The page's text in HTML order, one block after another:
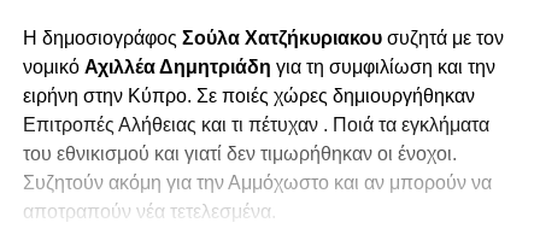
Η δημοσιογράφος Σούλα Χατζήκυριακουσυζητά με τον
νομικό Αχιλλέα Δημητριάδη για τη συμφιλίωση και την
ειρήνη στην Κύπρο. Σε ποιές χώρες δημιουργήθηκαν
Επιτροπές Αλήθειας και τι πέτυχαν . Ποιά τα εγκλήματα
του εθνικισμού και γιατί δεν τιμωρήθηκαν οι ένοχοι.
Συζητούν ακόμη για την Αμμόχωστο και αν μπορούν να
αποτραπούν νέα τετελεσμένα.